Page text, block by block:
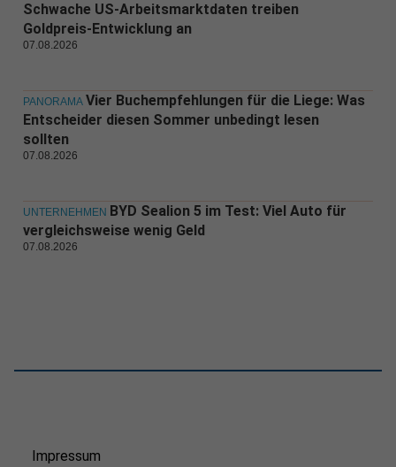
Schwache US-Arbeitsmarktdaten treiben
Goldpreis-Entwicklung an
07.08.2026
PANORAMA Vier Buchempfehlungen für die Liege: Was
Entscheider diesen Sommer unbedingt lesen
sollten
07.08.2026
UNTERNEHMEN BYD Sealion 5 im Test: Viel Auto für
vergleichsweise wenig Geld
07.08.2026
Impressum